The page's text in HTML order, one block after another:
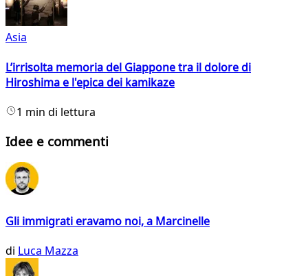
Asia
L’irrisolta memoria del Giappone tra il dolore di
Hiroshima e l'epica dei kamikaze
1 min di lettura
Idee e commenti
Gli immigrati eravamo noi, a Marcinelle
di Luca Mazza